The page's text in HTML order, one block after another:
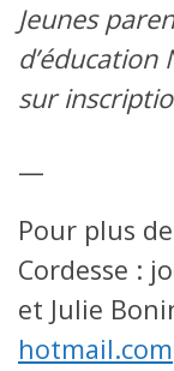
Jeunes
d’éducation
sur
—
Pour plus
Cordesse :
et Julie
hotmail.com